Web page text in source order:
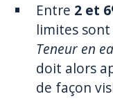
Entre 2 et
limites
Teneur en
doit alors
de façon